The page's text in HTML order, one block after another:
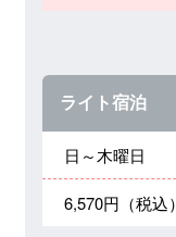
ライト宿泊
日～木曜日
6,570円（税込）